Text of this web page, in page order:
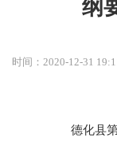
纲
时间：2020-12-31
德化县